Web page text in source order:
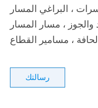
، البراغي المسار
، مسار المسار
، مسامير القطاع
رسالتك